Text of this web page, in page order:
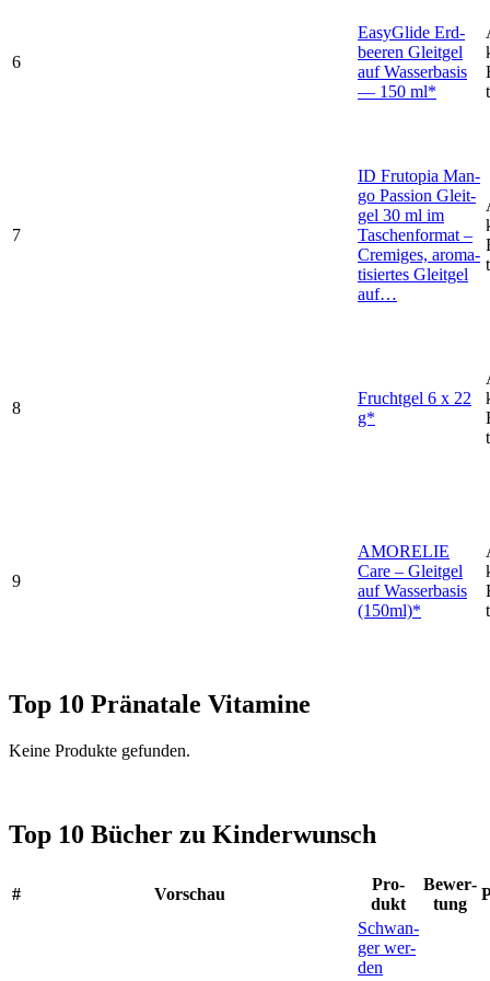
6
Easy­Gli­de Erd­
bee­ren Gleit­gel
auf Was­ser­ba­sis
— 150 ml*
7
ID Frut­opia Man­
go Pas­si­on Gleit­
gel 30 ml im
Taschen­for­mat –
Cre­mi­ges, aro­ma­
ti­sier­tes Gleit­gel
auf…
8
Frucht­gel 6 x 22
g*
9
AMORELIE
Care – Gleit­gel
auf Was­ser­ba­sis
(150ml)*
Top 10 Prä­na­ta­le Vit­ami­ne
Kei­ne Pro­duk­te gefun­den.
Top 10 Bücher zu Kin­der­wunsch
# Vor­schau
Pro­
dukt
Bewer­
tung
Schwan­
ger wer­
den